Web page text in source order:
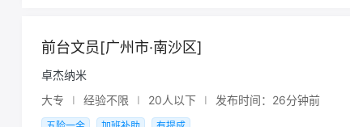
前台文员[广州市·南沙区]
卓杰纳米
大专
I 经验不限 I 20人以下 I 发布时间：26分钟前